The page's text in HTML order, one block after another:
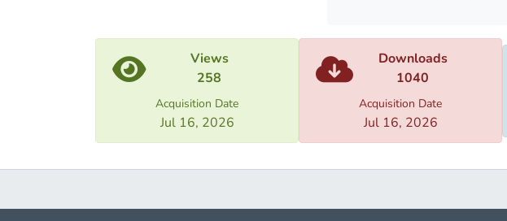
Views
258
Acquisition Date
Jul 16, 2026
Downloads
1040
Acquisition Date
Jul 16, 2026